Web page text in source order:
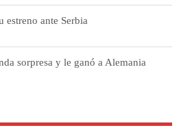
estreno ante Serbia
sorpresa y le ganó a Alemania